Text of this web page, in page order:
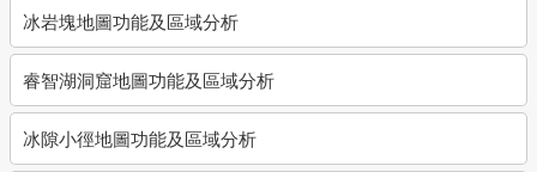
冰岩塊地圖功能及區域分析
睿智湖洞窟地圖功能及區域分析
冰隙小徑地圖功能及區域分析